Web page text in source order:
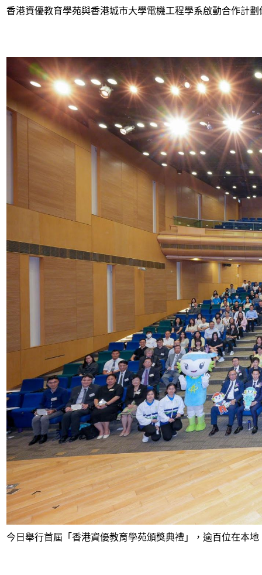
香港資優教育學苑與香港城市大學電機工程學系啟動合作計劃
今日舉行首屆「香港資優教育學苑頒獎典禮」，逾百位在本